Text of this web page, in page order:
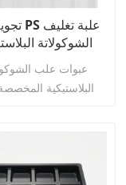
الشوكولاتة
السوداءعبوات علب
البلاستيكية المخصصة
اقرأ أكثر